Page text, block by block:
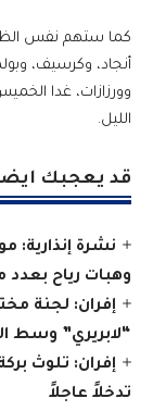
كما ستهم نفس
أنجاد، وكرسيف،
وورزازات، غدا
الليل.
قد يعجبك
نشرة إنذارية:
وهبات رياح
إفران: لجنة
“لابريري” وسط
إفران: تلوث
تدخلاً عاجلاً